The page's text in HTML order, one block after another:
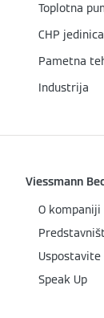
Toplotna
CHP jedinica
Pametna
Industrija
Viessmann
O kompaniji
Speak Up